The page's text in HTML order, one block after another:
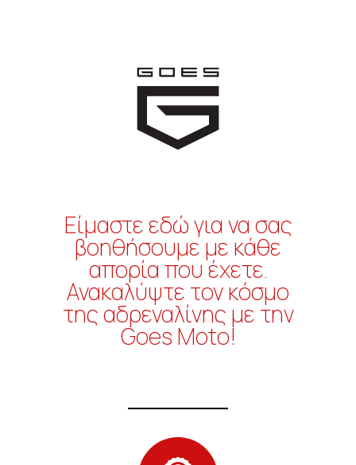
Είμαστε εδώ για να σας
βοηθήσουμε με κάθε
απορία που έχετε.
Ανακαλύψτε τον κόσμο
της αδρεναλίνης με την
Goes Moto!